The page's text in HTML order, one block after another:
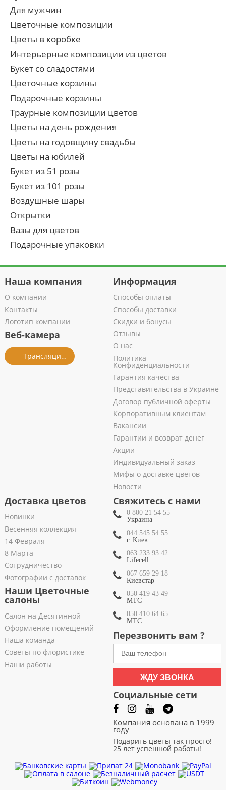
Для мужчин
Цветочные композиции
Цветы в коробке
Интерьерные композиции из цветов
Букет со сладостями
Цветочные корзины
Подарочные корзины
Траурные композиции цветов
Цветы на день рождения
Цветы на годовщину свадьбы
Цветы на юбилей
Букет из 51 розы
Букет из 101 розы
Воздушные шары
Открытки
Вазы для цветов
Подарочные упаковки
Наша компания
О компании
Контакты
Логотип компании
Веб-камера
Трансляция из салона
Информация
Способы оплаты
Способы доставки
Скидки и бонусы
Отзывы
О нас
Политика
Конфиденциальности
Гарантия качества
Представительства в Украине
Договор публичной оферты
Корпоративным клиентам
Вакансии
Гарантии и возврат денег
Акции
Индивидуальный заказ
Мифы о доставке цветов
Новости
Доставка цветов
Новинки
Весенняя коллекция
14 Февраля
8 Марта
Сотрудничество
Фотографии с доставок
Наши Цветочные
салоны
Салон на Десятинной
Оформление помещений
Наша команда
Советы по флористике
Наши работы
Свяжитесь с нами
0 800 21 54 55
Украина
044 545 54 55
г. Киев
063 233 93 42
Lifecell
067 659 29 18
Киевстар
050 419 43 49
МТС
050 410 64 65
МТС
Перезвонить вам ?
ЖДУ ЗВОНКА
Социальные сети
Компания основана в 1999
году
Подарить цветы так просто!
25 лет успешной работы!